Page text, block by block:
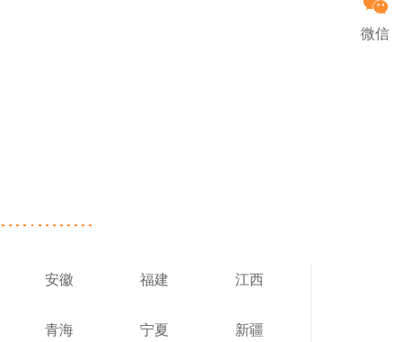
安徽 福建 江西
青海 宁夏 新疆
微信